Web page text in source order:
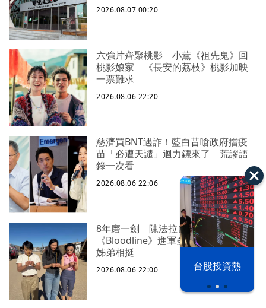
以色列 穹頂
之下
台股投資熱
2026.08.07 00:20
六強片齊聚桃影 小薰《祖先鬼》回
桃影娘家 《長安的荔枝》桃影加映
一票難求
2026.08.06 22:20
慈濟買BNT遇詐！藍白昔嗆政府擋疫
苗「必遭天譴」迴力鏢來了 荒謬語
錄一次看
2026.08.06 22:06
8年磨一劍 陳法拉自編自導
《Bloodline》進軍多倫多 柯林法洛
姊弟相挺
2026.08.06 22:00